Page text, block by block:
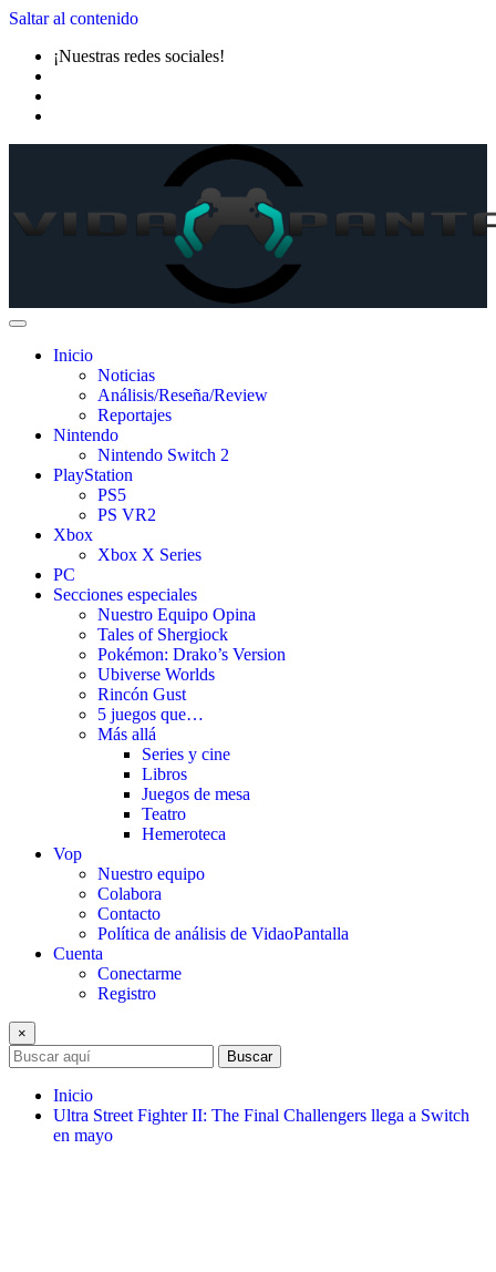
Saltar al contenido
¡Nuestras redes sociales!
Inicio
Noticias
Análisis/Reseña/Review
Reportajes
Nintendo
Nintendo Switch 2
PlayStation
PS5
PS VR2
Xbox
Xbox X Series
PC
Secciones especiales
Nuestro Equipo Opina
Tales of Shergiock
Pokémon: Drako’s Version
Ubiverse Worlds
Rincón Gust
5 juegos que…
Más allá
Series y cine
Libros
Juegos de mesa
Teatro
Hemeroteca
Vop
Nuestro equipo
Colabora
Contacto
Política de análisis de VidaoPantalla
Cuenta
Conectarme
Registro
×
Buscar
Inicio
Ultra Street Fighter II: The Final Challengers llega a Switch
en mayo